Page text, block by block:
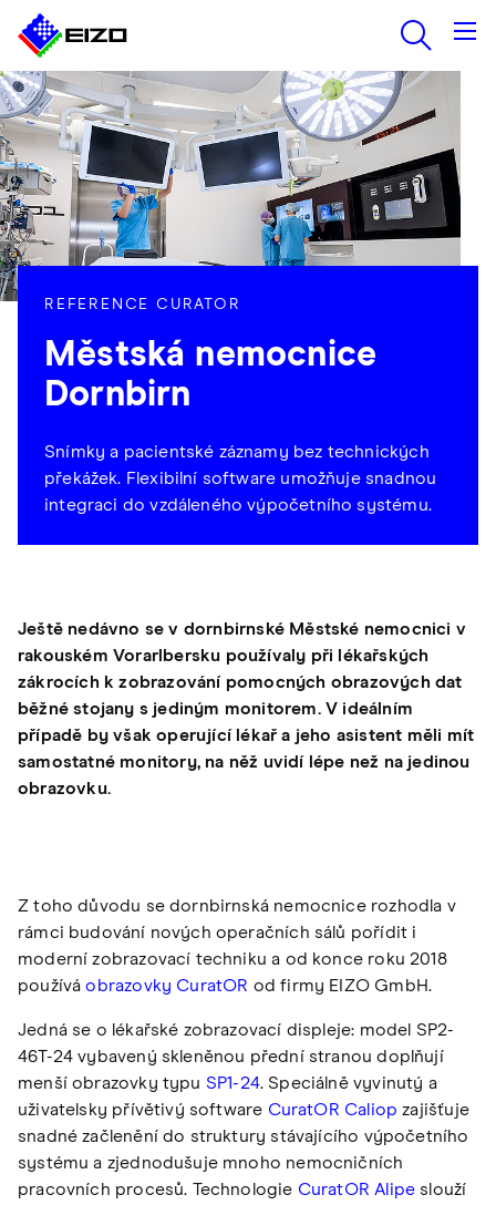
REFERENCE CURATOR
Městská nemocnice
Dornbirn
Snímky a pacientské záznamy bez technických
překážek. Flexibilní software umožňuje snadnou
integraci do vzdáleného výpočetního systému.
Ještě nedávno se v dornbirnské Městské nemocnici v
rakouském Vorarlbersku používaly při lékařských
zákrocích k zobrazování pomocných obrazových dat
běžné stojany s jediným monitorem. V ideálním
případě by však operující lékař a jeho asistent měli mít
samostatné monitory, na něž uvidí lépe než na jedinou
obrazovku.
Z toho důvodu se dornbirnská nemocnice rozhodla v
rámci budování nových operačních sálů pořídit i
moderní zobrazovací techniku a od konce roku 2018
používáobrazovky CuratOR od firmy EIZO GmbH.
Jedná se o lékařské zobrazovací displeje: model SP2-
46T-24 vybavený skleněnou přední stranou doplňují
menší obrazovky typu SP1-24. Speciálně vyvinutý a
uživatelsky přívětivý software CuratOR Caliop zajišťuje
snadné začlenění do struktury stávajícího výpočetního
systému a zjednodušuje mnoho nemocničních
pracovních procesů. Technologie CuratOR Alipe slouží